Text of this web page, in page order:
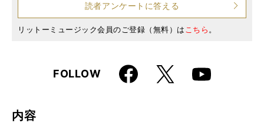
読者アンケートに答える
リットーミュージック会員のご登録（無料）は こちら 。
FOLLOWFaceboo
k
X Youtube
内容